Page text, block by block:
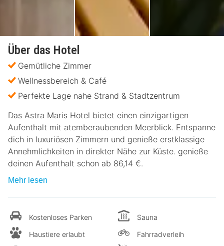
Über das Hotel
Gemütliche Zimmer
Wellnessbereich & Café
Perfekte Lage nahe Strand & Stadtzentrum
Das Astra Maris Hotel bietet einen einzigartigen
Aufenthalt mit atemberaubenden Meerblick. Entspanne
dich in luxuriösen Zimmern und genieße erstklassige
Annehmlichkeiten in direkter Nähe zur Küste. genieße
deinen Aufenthalt schon ab 86,14 €.
Mehr lesen
Kostenloses Parken
Haustiere erlaubt
Sauna
Fahrradverleih